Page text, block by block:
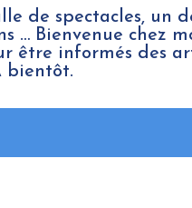
de spectacles, un
… Bienvenue chez
être informés des
bientôt.